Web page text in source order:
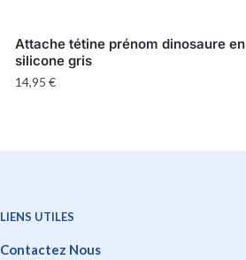
Attache tétine prénom dinosaure en
silicone gris
14,95 €
LIENS UTILES
Contactez Nous